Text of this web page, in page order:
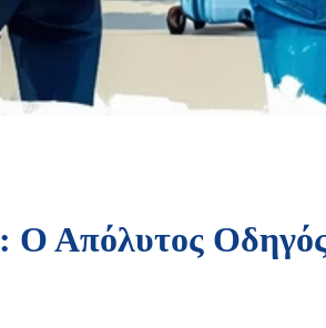
Ο Απόλυτος